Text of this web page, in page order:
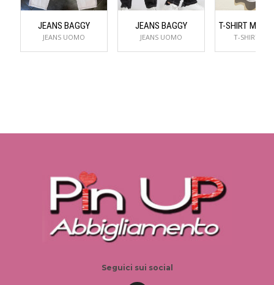
JEANS BAGGY
JEANS UOMO
JEANS BAGGY
JEANS UOMO T-SHIRT
Seguici sui social